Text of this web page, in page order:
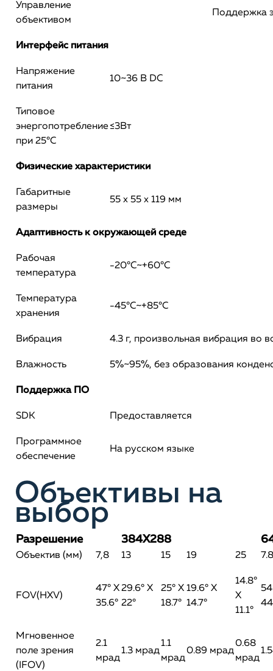
Управление
объективом
Поддержка
Интерфейс питания
Напряжение
питания
10~36 В DC
Типовое
энергопотребление
при 25°C
≤3Вт
Физические характеристики
Габаритные
размеры
55 х 55 х 119 мм
Адаптивность к окружающей среде
Рабочая
температура
-20°C~+60°C
Температура
хранения
-45°C~+85°C
Вибрация 4.3 г, произвольная вибрация во
Влажность 5%~95%, без образования
Поддержка ПО
SDK Предоставляется
Программное
обеспечение
На русском языке
Объективы на
выбор
Разрешение 384X288
Объектив (мм) 7,8 13 15 19 25 7.8
FOV(HXV)
47° X
35.6°
29.6° X
22°
25° X
18.7°
19.6° X
14.7°
14.8°
X
11.1°
Мгновенное
поле зрения
(IFOV)
2.1
мрад
1.3 мрад
1.1
мрад
0.89 мрад
0.68
мрад